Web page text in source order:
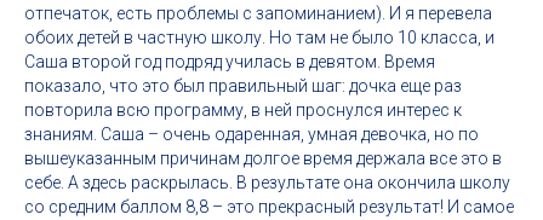
отпечаток, есть проблемы с запоминанием). И я перевела
обоих детей в частную школу. Но там не было 10 класса, и
Саша второй год подряд училась в девятом. Время
показало, что это был правильный шаг: дочка еще раз
повторила всю программу, в ней проснулся интерес к
знаниям. Саша – очень одаренная, умная девочка, но по
вышеуказанным причинам долгое время держала все это в
себе. А здесь раскрылась. В результате она окончила школу
со средним баллом 8,8 – это прекрасный результат! И самое